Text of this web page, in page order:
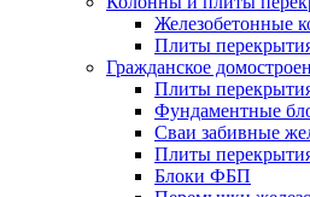
Железобетонные
Плиты
Гражданское
Плиты
Фундаментные
Сваи забивные
Плиты
Блоки ФБП